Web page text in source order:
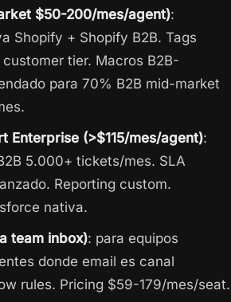
$50-200/mes/agent):
Shopify + Shopify B2B. Tags
tier. Macros B2B-
para 70% B2B mid-market
Enterprise (>$115/mes/agent):
5.000+ tickets/mes. SLA
Reporting custom.
nativa.
team inbox): para equipos
donde email es canal
rules. Pricing $59-179/mes/seat.